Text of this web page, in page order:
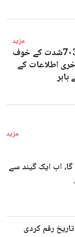
مزید
نیوز الرٹ جاپان میں 7۰3شدت کے خوف
اطلاعات کے
مزید
اب ایک گیند سے
رقم کردی